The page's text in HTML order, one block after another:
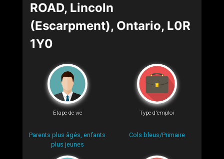
ROAD, Lincoln
(Escarpment), Ontario, L0R
1Y0
Étape de vie
Parents plus âgés, enfants
plus jeunes
Type d'emploi
Cols bleus/Primaire